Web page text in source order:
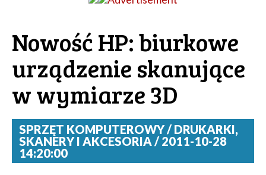
Nowość HP: biurkowe
urządzenie skanujące
w wymiarze 3D
SPRZĘT KOMPUTEROWY / DRUKARKI,
SKANERY I AKCESORIA / 2011-10-28
14:20:00